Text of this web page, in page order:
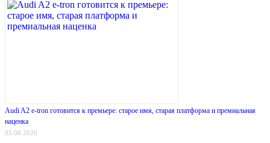
Audi A2 e-tron готовится к премьере: старое имя, старая платформа и премиальная
наценка
05.08.2026